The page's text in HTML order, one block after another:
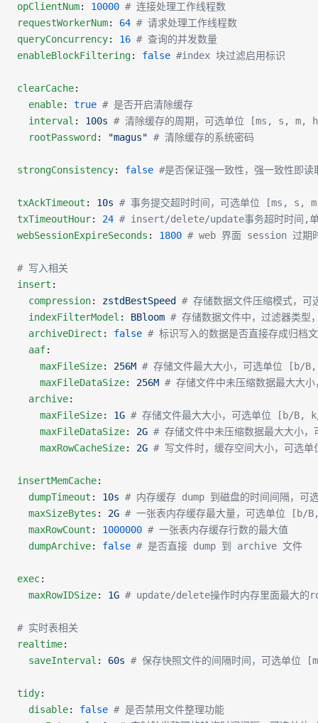
opClientNum: 10000 # 连接处理工作线程数
requestWorkerNum: 64 # 请求处理工作线程数
queryConcurrency: 16 # 查询的并发数量
enableBlockFiltering: false #index 块过滤启用标识
clearCache:
  enable
: true # 是否开启清除缓存
  interval
: 100s # 清除缓存的周期，可选单位 [ms, s, m,
  rootPassword
: "magus" # 清除缓存的系统密码
strongConsistency: false #是否保证强一致性，强一致性即
txAckTimeout : 10s # 事务提交超时时间，可选单位 [ms, s,
txTimeoutHour: 24 # insert/delete/update事务超时时间,单
webSessionExpireSeconds : 1800 # web 界面 session 过期
# 写入相关
insert :
  compression
: zstdBestSpeed
# 存储数据文件压缩模式
  indexFilterModel
: BBloom # 存储数据文件中，过滤器类型
  archiveDirect
: false # 标识写入的数据是否直接存成归档
  aaf
:
    maxFileSize
: 256M # 存储文件最大大小，可选单位
    maxFileDataSize
: 256M # 存储文件中未压缩数据最大
  archive
:
    maxFileSize
: 1G # 存储文件最大大小，可选单位 [b/B,
    maxFileDataSize
: 2G # 存储文件中未压缩数据最大大
    maxRowCacheSize
: 2G # 写文件时，缓存空间大小，可
insertMemCache:
  dumpTimeout
: 10s # 内存缓存 dump 到磁盘的时间间隔，
  maxSizeBytes
: 2G # 一张表内存缓存最大量，可选单位
  maxRowCount
: 1000000 # 一张表内存缓存行数的最大值
  dumpArchive
: false # 是否直接 dump 到 archive 文件
exec:
  maxRowIDSize
: 1G # update/delete操作时内存里面最大的
# 实时表相关
realtime:
  saveInterval
: 60s # 保存快照文件的间隔时间，可选单
tidy:
  disable
: false # 是否禁用文件整理功能